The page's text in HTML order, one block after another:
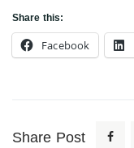
Share this:
Facebook
Share Post